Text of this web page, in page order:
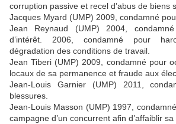
corruption passive et recel d’abus de biens
Jacques Myard (UMP) 2009, condamné
Jean Reynaud (UMP) 2004,
d’intérêt. 2006, condamné pour
dégradation des conditions de travail.
Jean Tiberi (UMP) 2009, condamné pour
locaux de sa permanence et fraude aux
Jean-Louis Garnier (UMP) 2011,
blessures.
Jean-Louis Masson (UMP) 1997,
campagne d’un concurrent afin d’affaiblir sa